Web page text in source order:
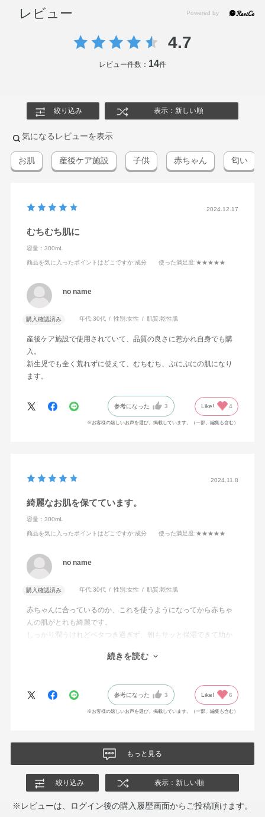
レビュー
4.7
レビュー件数： 14件
絞り込み 表示：新しい順
気になるレビューを表示
お肌 産後ケア施設 子供 赤ちゃん 匂い
2024.12.17
むちむち肌に
容量：300mL
商品を気に入ったポイントはどこですか:成分 使った満足度:★★★★★
no name
購入確認済み 年代:30代 性別:女性 肌質:乾性肌
産後ケア施設で使用されていて、品質の良さに惹かれ自身でも購
入。
新生児でも全く荒れずに使えて、むちむち、ぷにぷにの肌になり
ます。
参考になった 3 Like! 4
※お客様の嬉しいお声を選び、掲載しています。（一部、編集も含む）
2024.11.8
綺麗なお肌を保てています。
容量：300mL
商品を気に入ったポイントはどこですか:成分 使った満足度:★★★★★
no name
購入確認済み 年代:30代 性別:女性 肌質:乾性肌
赤ちゃんに合っているのか、これを使うようになってから赤ちゃ
んの肌がとれも綺麗です。
しっかり潤うけれどベタつき過ぎず、朝もサッと保湿できて助か
うちの子は髪がまだまだ薄いので頭にもたっぷりぬりますが、髪
ボディソープなどもシリーズで出たらいいのになと思います。
続きを読む
参考になった 3 Like! 6
※お客様の嬉しいお声を選び、掲載しています。（一部、編集も含む）
もっと見る
絞り込み 表示：新しい順
※レビューは、ログイン後の購入履歴画面からご投稿頂けます。